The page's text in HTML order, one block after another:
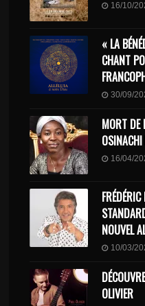
16/10/
« LA
CHANT
30/09/
MORT DE
16/04/
NOUVEL
10/03/
OLIVIER